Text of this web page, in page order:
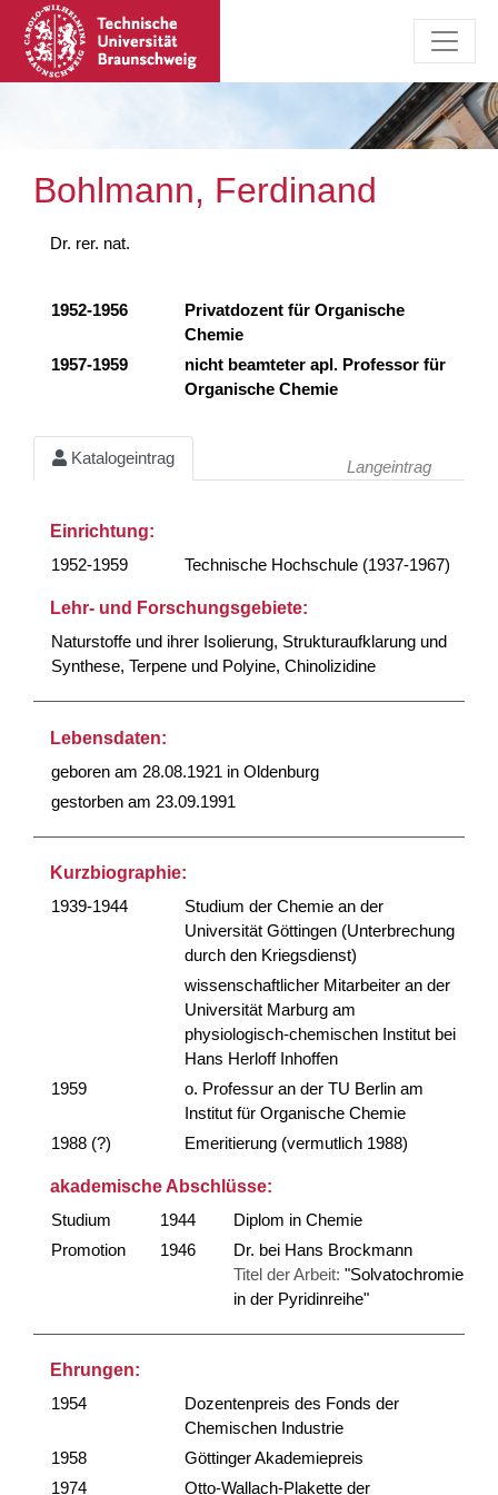
Bohlmann, Ferdinand
Dr. rer. nat.
1952-1956
Privatdozent für Organische
Chemie
1957-1959
nicht beamteter apl. Professor für
Organische Chemie
Katalogeintrag Langeintrag
Einrichtung:
1952-1959
Technische Hochschule (1937-1967)
Lehr- und Forschungsgebiete:
Naturstoffe und ihrer Isolierung, Strukturaufklarung und
Synthese, Terpene und Polyine, Chinolizidine
Lebensdaten:
geboren am 28.08.1921 in Oldenburg
gestorben am 23.09.1991
Kurzbiographie:
1939-1944
Studium der Chemie an der
Universität Göttingen (Unterbrechung
durch den Kriegsdienst)
wissenschaftlicher Mitarbeiter an der
Universität Marburg am
physiologisch-chemischen Institut bei
Hans Herloff Inhoffen
1959
o. Professur an der TU Berlin am
Institut für Organische Chemie
1988 (?)
Emeritierung (vermutlich 1988)
akademische Abschlüsse:
Studium
1944
Diplom in Chemie
Promotion
1946
Dr. bei Hans Brockmann
Titel der Arbeit: "Solvatochromie
in der Pyridinreihe"
Ehrungen:
1954
Dozentenpreis des Fonds der
Chemischen Industrie
1958
Göttinger Akademiepreis
1974
Otto-Wallach-Plakette der